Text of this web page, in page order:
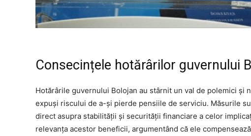
Consecințele hotărârilor guvernului
Hotărârile guvernului Bolojan au stârnit un val de polemici și
expuși riscului de a-și pierde pensiile de serviciu. Măsurile
direct asupra stabilității și securității financiare a celor
relevanța acestor beneficii, argumentând că ele